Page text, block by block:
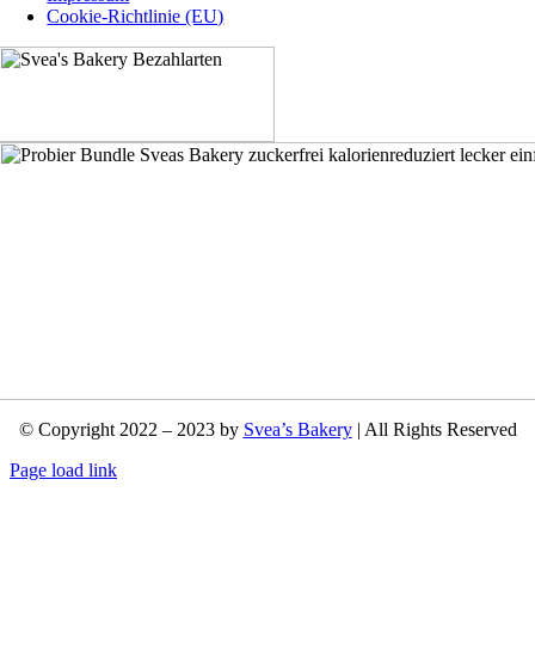
Cookie-Richtlinie (EU)
© Copyright 2022 – 2023 by Svea’s Bakery| All Rights Reserved
Page load link